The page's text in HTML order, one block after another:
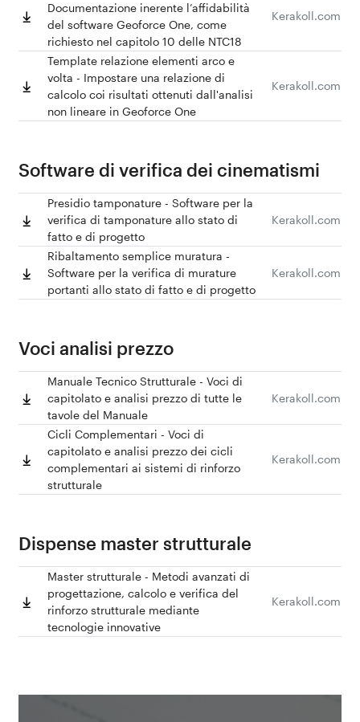
Documentazione inerente l’affidabilità
del software Geoforce One, come
richiesto nel capitolo 10 delle NTC18
Kerakoll.com
Template relazione elementi arco e
volta - Impostare una relazione di
calcolo coi risultati ottenuti dall'analisi
non lineare in Geoforce One
Kerakoll.com
Software di verifica dei cinematismi
Presidio tamponature - Software per la
verifica di tamponature allo stato di
fatto e di progetto
Kerakoll.com
Ribaltamento semplice muratura -
Software per la verifica di murature
portanti allo stato di fatto e di progetto
Kerakoll.com
Voci analisi prezzo
Manuale Tecnico Strutturale - Voci di
capitolato e analisi prezzo di tutte le
tavole del Manuale
Kerakoll.com
Cicli Complementari - Voci di
capitolato e analisi prezzo dei cicli
complementari ai sistemi di rinforzo
strutturale
Kerakoll.com
Dispense master strutturale
Master strutturale - Metodi avanzati di
progettazione, calcolo e verifica del
rinforzo strutturale mediante
tecnologie innovative
Kerakoll.com